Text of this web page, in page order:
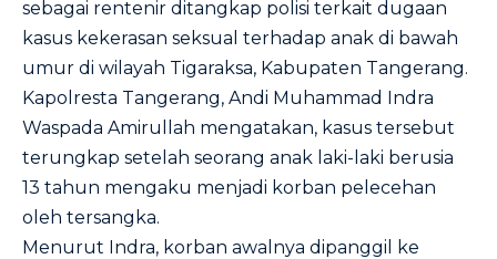
sebagai rentenir ditangkap polisi terkait dugaan
kasus kekerasan seksual terhadap anak di bawah
umur di wilayah Tigaraksa, Kabupaten Tangerang.
Kapolresta Tangerang, Andi Muhammad Indra
Waspada Amirullah mengatakan, kasus tersebut
terungkap setelah seorang anak laki-laki berusia
13 tahun mengaku menjadi korban pelecehan
oleh tersangka.
Menurut Indra, korban awalnya dipanggil ke